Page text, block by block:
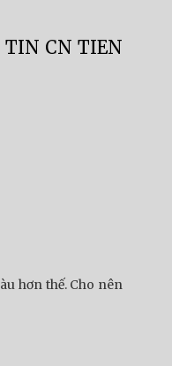
CN TIEN
hơn thế. Cho nên